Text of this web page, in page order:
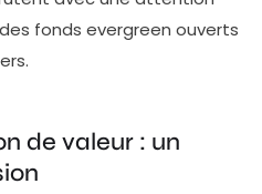
fonds evergreen ouverts
de valeur : un